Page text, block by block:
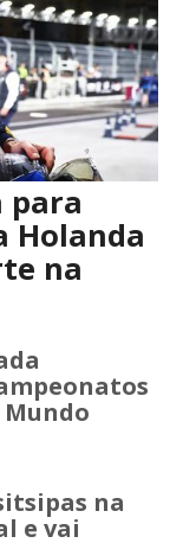
para
Holanda
na
na
e vai